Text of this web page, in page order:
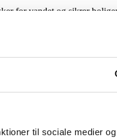
til sociale medier
for vandet og sikrer
fagfolk. Vi rykker ud til hele